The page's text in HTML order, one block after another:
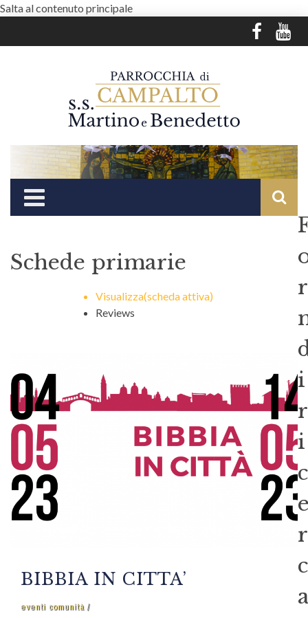
Salta al contenuto principale
r
i
r
i
c
r
c
Schede primarie
Visualizza(scheda attiva)
Reviews
BIBBIA IN CITTA’
eventi comunità